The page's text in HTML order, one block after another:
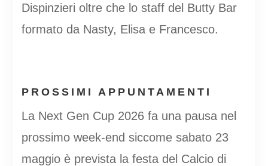
Dispinzieri oltre che lo staff del Butty Bar
formato da Nasty, Elisa e Francesco.
PROSSIMI APPUNTAMENTI
La Next Gen Cup 2026 fa una pausa nel
prossimo week-end siccome sabato 23
maggio è prevista la festa del Calcio di